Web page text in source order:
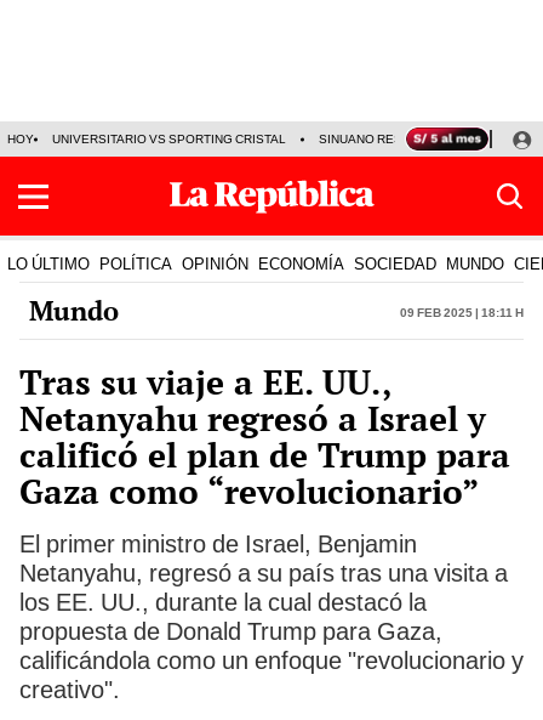
HOY UNIVERSITARIO VS SPORTING CRISTAL SINUANO RESULTADOS HOY
LO ÚLTIMO POLÍTICA OPINIÓN ECONOMÍA SOCIEDAD MUNDO
Mundo 09 Feb 2025 | 18:11 h
Tras su viaje a EE. UU.,
Netanyahu regresó a Israel y
calificó el plan de Trump para
Gaza como “revolucionario”
El primer ministro de Israel, Benjamin
Netanyahu, regresó a su país tras una visita a
los EE. UU., durante la cual destacó la
propuesta de Donald Trump para Gaza,
calificándola como un enfoque "revolucionario y
creativo".